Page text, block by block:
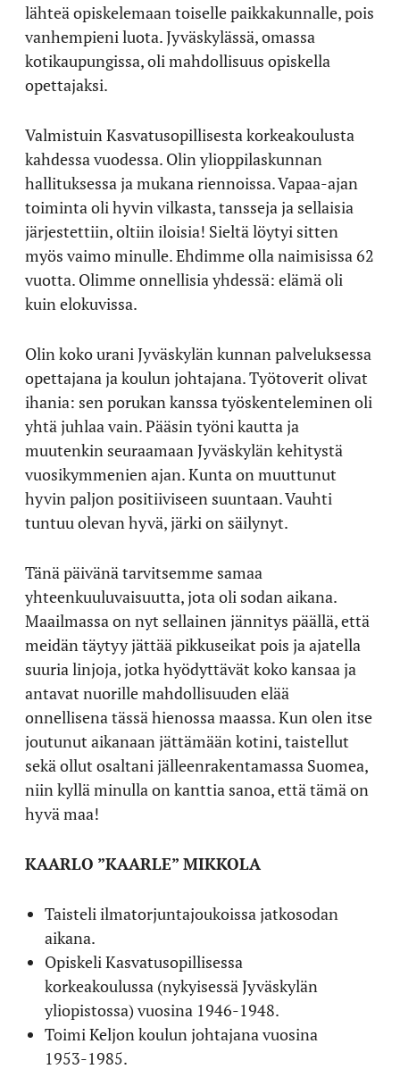
lähteä opiskelemaan toiselle paikkakunnalle, pois
vanhempieni luota. Jyväskylässä, omassa
kotikaupungissa, oli mahdollisuus opiskella
opettajaksi.
Valmistuin Kasvatusopillisesta korkeakoulusta
kahdessa vuodessa. Olin ylioppilaskunnan
hallituksessa ja mukana riennoissa. Vapaa-ajan
toiminta oli hyvin vilkasta, tansseja ja sellaisia
järjestettiin, oltiin iloisia! Sieltä löytyi sitten
myös vaimo minulle. Ehdimme olla naimisissa 62
vuotta. Olimme onnellisia yhdessä: elämä oli
kuin elokuvissa.
Olin koko urani Jyväskylän kunnan palveluksessa
opettajana ja koulun johtajana. Työtoverit olivat
ihania: sen porukan kanssa työskenteleminen oli
yhtä juhlaa vain. Pääsin työni kautta ja
muutenkin seuraamaan Jyväskylän kehitystä
vuosikymmenien ajan. Kunta on muuttunut
hyvin paljon positiiviseen suuntaan. Vauhti
tuntuu olevan hyvä, järki on säilynyt.
Tänä päivänä tarvitsemme samaa
yhteenkuuluvaisuutta, jota oli sodan aikana.
Maailmassa on nyt sellainen jännitys päällä, että
meidän täytyy jättää pikkuseikat pois ja ajatella
suuria linjoja, jotka hyödyttävät koko kansaa ja
antavat nuorille mahdollisuuden elää
onnellisena tässä hienossa maassa. Kun olen itse
joutunut aikanaan jättämään kotini, taistellut
sekä ollut osaltani jälleenrakentamassa Suomea,
niin kyllä minulla on kanttia sanoa, että tämä on
hyvä maa!
KAARLO ”KAARLE” MIKKOLA
Taisteli ilmatorjuntajoukoissa jatkosodan
aikana.
Opiskeli Kasvatusopillisessa
korkeakoulussa (nykyisessä Jyväskylän
yliopistossa) vuosina 1946-1948.
Toimi Keljon koulun johtajana vuosina
1953-1985.